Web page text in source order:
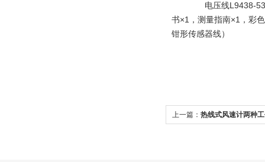
电压线L9438-
书×1，测量指南×1，彩
钳形传感器线）
上一篇： 热线式风速计两种